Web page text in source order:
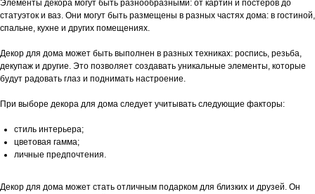
Элементы декора могут быть разнообразными: от картин и постеров до
статуэток и ваз. Они могут быть размещены в разных частях дома: в гостиной,
спальне, кухне и других помещениях.
Декор для дома может быть выполнен в разных техниках: роспись, резьба,
декупаж и другие. Это позволяет создавать уникальные элементы, которые
будут радовать глаз и поднимать настроение.
При выборе декора для дома следует учитывать следующие факторы:
стиль интерьера;
цветовая гамма;
личные предпочтения.
Декор для дома может стать отличным подарком для близких и друзей. Он